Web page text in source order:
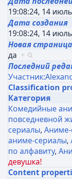
19:08:24, 14
Дата создания
19:08:24, 14
Новая страница
да +
Последний
Classification
Категория
Комедийные
повседневной
сериалы, Аниме-
аниме-сериалы,
по алфавиту,
девушка!
Content